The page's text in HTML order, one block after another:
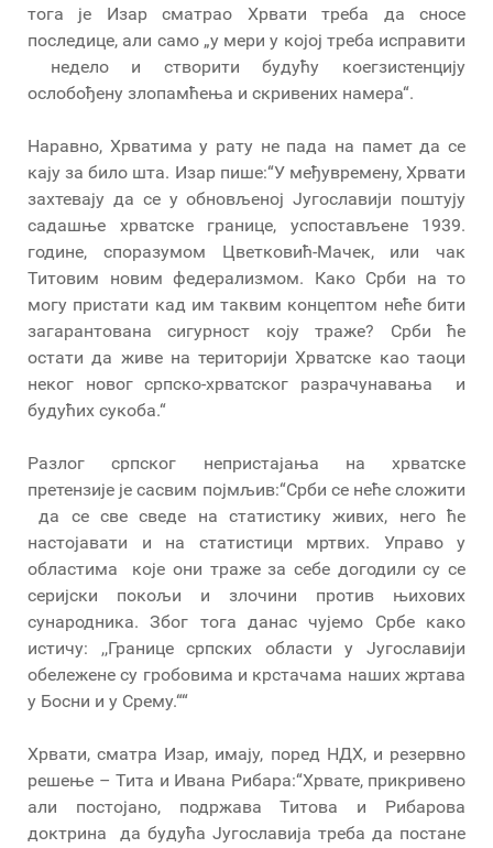
тога је Изар сматрао Хрвати треба да сносе
последице, али само „у мери у којој треба исправити
недело и створити будућу коегзистенцију
ослобођену злопамћења и скривених намера“.
Наравно, Хрватима у рату не пада на памет да се
кају за било шта. Изар пише:“У међувремену, Хрвати
захтевају да се у обновљеној Југославији поштују
садашње хрватске границе, успостављене 1939.
године, споразумом Цветковић-Мачек, или чак
Титовим новим федерализмом. Како Срби на то
могу пристати кад им таквим концептом неће бити
загарантована сигурност коју траже? Срби ће
остати да живе на територији Хрватске као таоци
неког новог српско-хрватског разрачунавања и
будућих сукоба.“
Разлог српског непристајања на хрватске
претензије је сасвим појмљив:“Срби се неће сложити
да се све сведе на статистику живих, него ће
настојавати и на статистици мртвих. Управо у
областима које они траже за себе догодили су се
серијски покољи и злочини против њихових
сународника. Због тога данас чујемо Србе како
истичу: ,,Границе српских области у Југославији
обележене су гробовима и крстачама наших жртава
у Босни и у Срему.““
Хрвати, сматра Изар, имају, поред НДХ, и резервно
решење – Тита и Ивана Рибара:“Хрвате, прикривено
али постојано, подржава Титова и Рибарова
доктрина да будућа Југославија треба да постане